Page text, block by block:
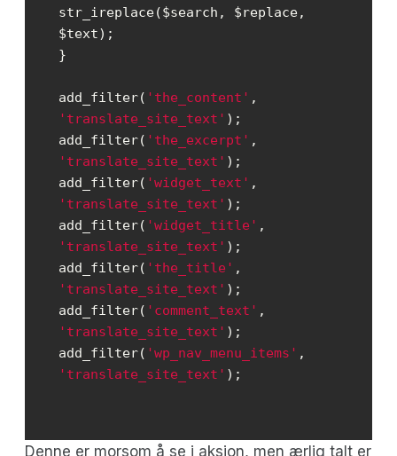
str_ireplace($search, $replace,
add_filter( 'the_content'
'translate_site_text'
add_filter( 'the_excerpt'
'translate_site_text'
add_filter( 'widget_text'
'translate_site_text'
add_filter( 'widget_title'
'translate_site_text'
add_filter( 'the_title'
'translate_site_text'
add_filter( 'comment_text'
'translate_site_text'
add_filter( 'wp_nav_menu_items'
'translate_site_text'
Denne er morsom å se i aksjon, men ærlig talt er